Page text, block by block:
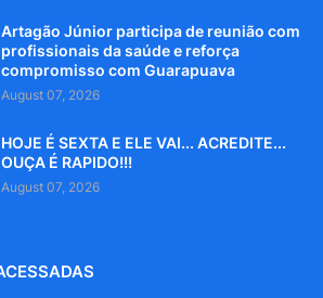
Artagão Júnior participa de reunião com
profissionais da saúde e reforça
compromisso com Guarapuava
August 07, 2026
HOJE É SEXTA E ELE VAI... ACREDITE...
OUÇA É RAPIDO!!!
August 07, 2026